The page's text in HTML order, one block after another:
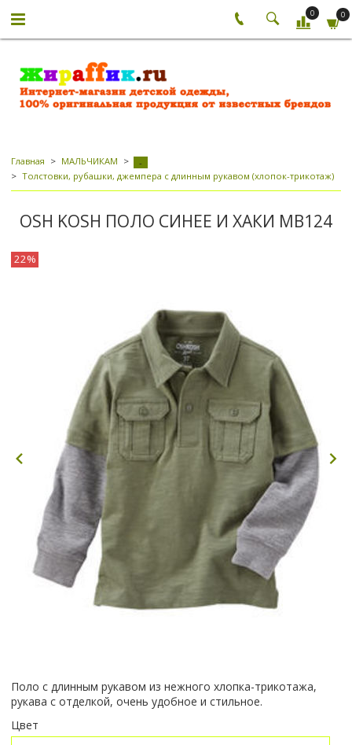
0 0
Главная МАЛЬЧИКАМ
-
Толстовки, рубашки, джемпера с длинным рукавом (хлопок-трикотаж)
OSH KOSH ПОЛО СИНЕЕ И ХАКИ МВ124
22%
Поло с длинным рукавом из нежного хлопка-трикотажа,
рукава с отделкой, очень удобное и стильное.
Цвет